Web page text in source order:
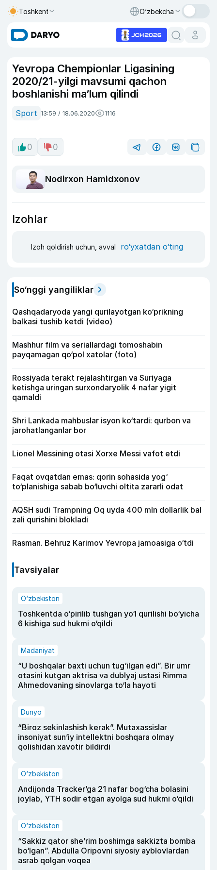
Toshkent O‘zbekcha
Yevropa Chempionlar Ligasining
2020/21-yilgi mavsumi qachon
boshlanishi ma’lum qilindi
Sport 13:59 / 18.06.2020 1116
0 0
Nodirxon Hamidxonov
Izohlar
Izoh qoldirish uchun, avval ro‘yxatdan o‘ting
So‘nggi yangiliklar
Qashqadaryoda yangi qurilayotgan ko‘prikning
balkasi tushib ketdi (video)
Mashhur film va seriallardagi tomoshabin
payqamagan qo‘pol xatolar (foto)
Rossiyada terakt rejalashtirgan va Suriyaga
ketishga uringan surxondaryolik 4 nafar yigit
qamaldi
Shri Lankada mahbuslar isyon ko‘tardi: qurbon va
jarohatlanganlar bor
Lionel Messining otasi Xorxe Messi vafot etdi
Faqat ovqatdan emas: qorin sohasida yog‘
to‘planishiga sabab bo‘luvchi oltita zararli odat
AQSH sudi Trampning Oq uyda 400 mln dollarlik bal
zali qurishini blokladi
Rasman. Behruz Karimov Yevropa jamoasiga o‘tdi
Tavsiyalar
O‘zbekiston
Toshkentda o‘pirilib tushgan yo‘l qurilishi bo‘yicha
6 kishiga sud hukmi o‘qildi
Madaniyat
“U boshqalar baxti uchun tug‘ilgan edi”. Bir umr
otasini kutgan aktrisa va dublyaj ustasi Rimma
Ahmedovaning sinovlarga to‘la hayoti
Dunyo
“Biroz sekinlashish kerak”. Mutaxassislar
insoniyat sun’iy intellektni boshqara olmay
qolishidan xavotir bildirdi
O‘zbekiston
Andijonda Tracker’ga 21 nafar bog‘cha bolasini
joylab, YTH sodir etgan ayolga sud hukmi o‘qildi
O‘zbekiston
“Sakkiz qator she’rim boshimga sakkizta bomba
bo‘lgan”. Abdulla Oripovni siyosiy ayblovlardan
asrab qolgan voqea